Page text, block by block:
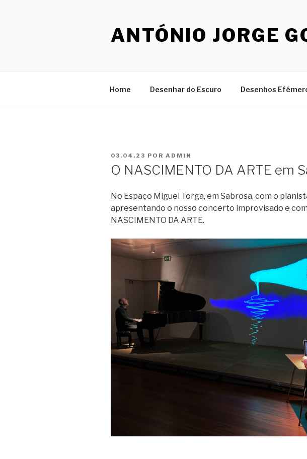
ANTÓNIO JORGE
Home Desenhar do Escuro Desenhos
PUBLICADO
EM
03.04.23 POR ADMIN
O NASCIMENTO DA ARTE em
No Espaço Miguel Torga, em Sabrosa, com o
apresentando o nosso concerto improvisado e
NASCIMENTO DA ARTE.